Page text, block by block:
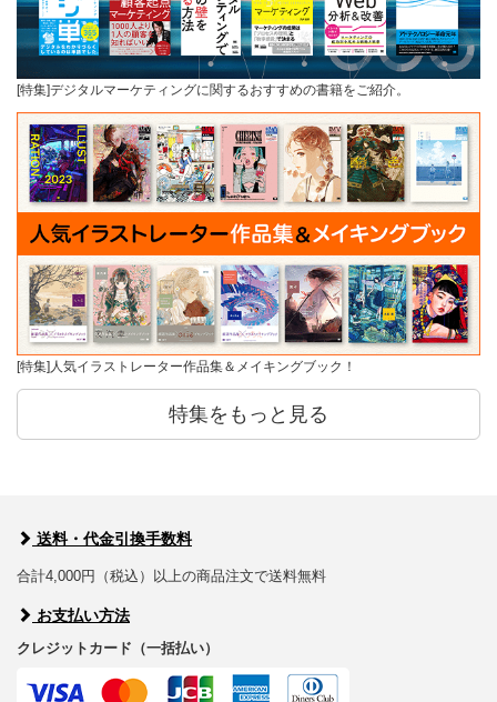
[特集]デジタルマーケティングに関するおすすめの書籍をご紹介。
[特集]人気イラストレーター作品集＆メイキングブック！
特集をもっと見る
送料・代金引換手数料
合計4,000円（税込）以上の商品注文で送料無料
お支払い方法
クレジットカード（一括払い）